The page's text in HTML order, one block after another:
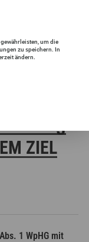
ZIEL D
1 WpHG mit
um die
zu speichern. In
ändern.